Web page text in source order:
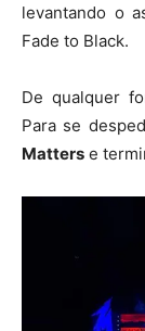
levantando o
Fade to Black.
De qualquer
Para se
Matters e